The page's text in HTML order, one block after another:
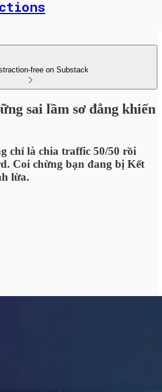
free on Substack
sai lầm sơ đẳng khiến
chỉ là chia traffic 50/50 rồi
Coi chừng bạn đang bị Kết
lừa.